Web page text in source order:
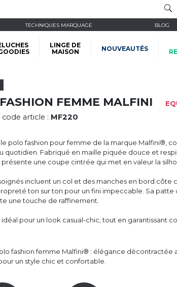
TECHNIQUES MARQUAGE BLOG
LINGE DE
MAISON
NOUVEAUTÉS
FEMME MALFINI
code article : MF220
polo fashion pour femme de la marque Malfini®,
quotidien. Fabriqué en maille piquée douce et
présente une coupe cintrée qui met en valeur la
incluent un col et des manches en bord côte
ton sur ton pour un fini impeccable. Sa patte
une touche de raffinement.
pour un look casual-chic, tout en garantissant
fashion femme Malfini® : élégance décontractée
un style chic et confortable.